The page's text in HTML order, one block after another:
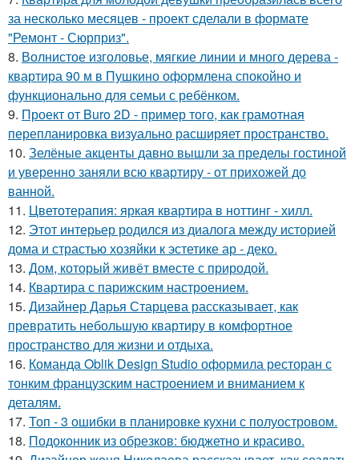
за несколько месяцев - проект сделали в формате
"Ремонт - Сюрприз".
8. Волнистое изголовье, мягкие линии и много дерева -
квартира 90 м в Пушкино оформлена спокойно и
функционально для семьи с ребёнком.
9. Проект от Buro 2D - пример того, как грамотная
перепланировка визуально расширяет пространство.
10. Зелёные акценты давно вышли за пределы гостиной
и уверенно заняли всю квартиру - от прихожей до
ванной.
11. Цветотерапия: яркая квартира в ноттинг - хилл.
12. Этот интерьер родился из диалога между историей
дома и страстью хозяйки к эстетике ар - деко.
13. Дом, который живёт вместе с природой.
14. Квартира с парижским настроением.
15. Дизайнер Дарья Старцева рассказывает, как
превратить небольшую квартиру в комфортное
пространство для жизни и отдыха.
16. Команда Oblik Design Studio оформила ресторан с
тонким французским настроением и вниманием к
деталям.
17. Топ - 3 ошибки в планировке кухни с полуостровом.
18. Подоконник из обрезков: бюджетно и красиво.